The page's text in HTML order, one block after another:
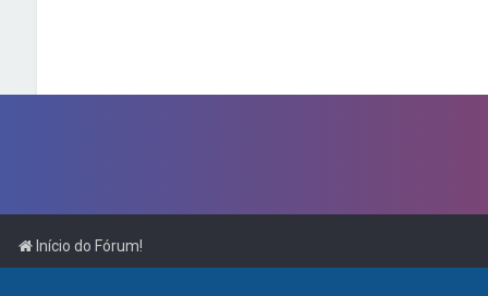
Início do Fórum!